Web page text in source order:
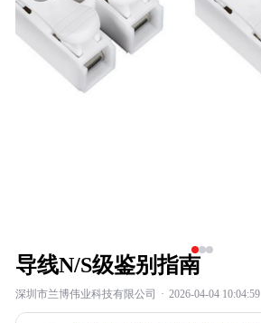
导线N/S级鉴别指南
深圳市兰博伟业科技有限公司 · 2026-04-04 10:04:59